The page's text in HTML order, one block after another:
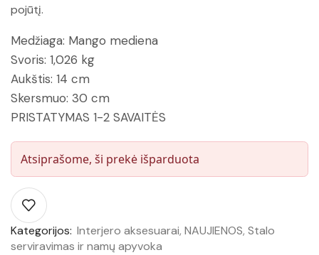
pojūtį.
Medžiaga: Mango mediena
Svoris: 1,026 kg
Aukštis: 14 cm
Skersmuo: 30 cm
PRISTATYMAS 1-2 SAVAITĖS
Atsiprašome, ši prekė išparduota
Kategorijos: Interjero aksesuarai, NAUJIENOS, Stalo
serviravimas ir namų apyvoka